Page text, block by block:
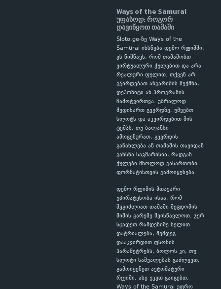
Ways of the Samurai
უფასოდ: როგორ
დავიწყოთ თამაში
Sloto.ge-ზე Ways of the
Samurai იხსნება დემო რეჟიმში.
ეს ნიშნავს, რომ თამაშობთ
ვირტუალური ქულებით და არა
რეალური ფულით. თქვენ არ
გჭირდებათ ანგარიშის შექმნა,
დეპოზიტი ან პროგრამის
ჩამოტვირთვა. უბრალოდ
შედიხართ გვერდზე, უშვებთ
სლოტს და აკვირდებით მის
ტემპს. თუ ბალანსი
ამოგეწურათ, გვერდის
განახლება ან თამაშის თავიდან
გახსნა საკმარისია, რადგან
ქულები მხოლოდ გასართობი
ფორმატისთვის გამოიყენება.
დემო რეჟიმის მთავარი
უპირატესობა ისაა, რომ
შეგიძლიათ თამაში შეცდომის
შიშის გარეშე შეისწავლოთ. ჯერ
სცადეთ რამდენიმე ხელით
დატრიალება, შემდეგ
დააკვირდით ფსონის
პარამეტრებს, ბოლოს კი, თუ
სლოტი საშუალებას გაძლევთ,
გამოიყენეთ ავტომატური
რეჟიმი. ასე უკეთ გაიგებთ,
Ways of the Samurai უფრო